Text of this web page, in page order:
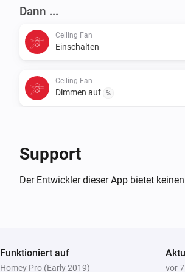
Dann ...
Ceiling Fan
Einschalten
Ceiling Fan
Dimmen auf %
Support
Der Entwickler dieser App bietet
Funktioniert auf
Homey Pro (Early 2019) vor